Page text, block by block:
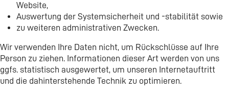
Website,
Auswertung der Systemsicherheit und -stabilität sowie
zu weiteren administrativen Zwecken.
Wir verwenden Ihre Daten nicht, um Rückschlüsse auf Ihre
Person zu ziehen. Informationen dieser Art werden von uns
ggfs. statistisch ausgewertet, um unseren Internetauftritt
und die dahinterstehende Technik zu optimieren.